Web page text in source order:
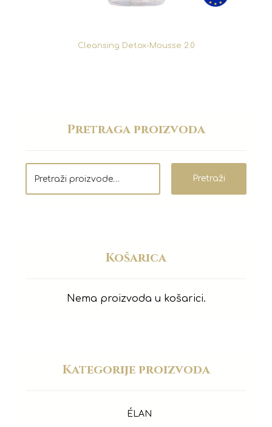
Cleansing Detox-Mousse 2.0
Pretraga proizvoda
Pretraži
Košarica
Nema proizvoda u košarici.
Kategorije proizvoda
ÉLAN